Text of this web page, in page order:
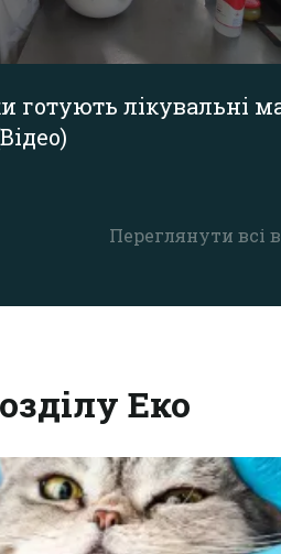
Переглянути всі
готують лікувальні
Еко